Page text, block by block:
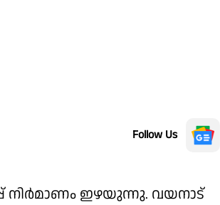
Follow Us
നിർമാണം ഇഴയുന്നു. വയനാട്